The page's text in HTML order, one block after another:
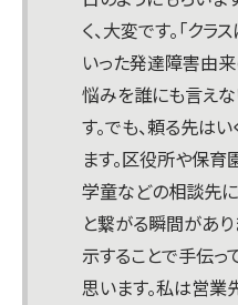
く、大変です。「ク
いった発達障害由来
悩みを誰にも言えな
す。でも、頼る先は
ます。区役所や保育
学童などの相談先
と繋がる瞬間があ
示することで手伝っ
思います。私は営業